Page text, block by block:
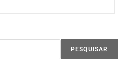
PESQUISAR